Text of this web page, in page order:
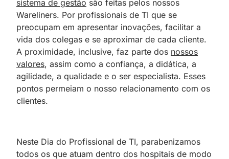
sistema de gestão são feitas pelos nossos
Wareliners. Por profissionais de TI que se
preocupam em apresentar inovações, facilitar a
vida dos colegas e se aproximar de cada cliente.
A proximidade, inclusive, faz parte dos nossos
valores, assim como a confiança, a didática, a
agilidade, a qualidade e o ser especialista. Esses
pontos permeiam o nosso relacionamento com os
clientes.
Neste Dia do Profissional de TI, parabenizamos
todos os que atuam dentro dos hospitais de modo